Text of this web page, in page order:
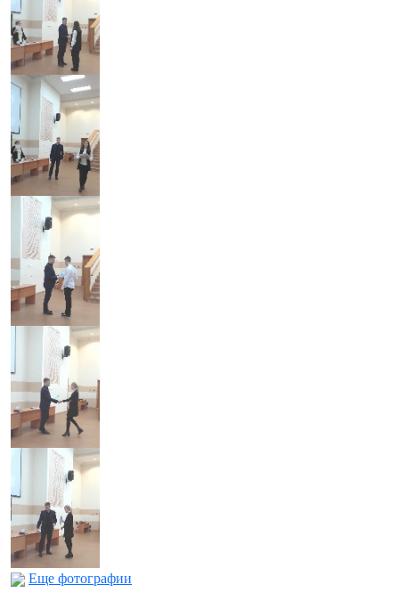
Еще фотографии